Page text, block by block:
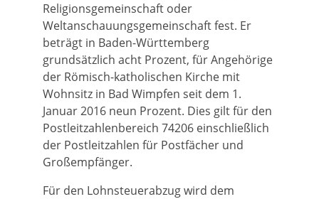
Religionsgemeinschaft oder
Weltanschauungsgemeinschaft fest. Er
beträgt in Baden-Württemberg
grundsätzlich acht Prozent, für Angehörige
der Römisch-katholischen Kirche mit
Wohnsitz in Bad Wimpfen seit dem 1.
Januar 2016 neun Prozent. Dies gilt für den
Postleitzahlenbereich 74206 einschließlich
der Postleitzahlen für Postfächer und
Großempfänger.
Für den Lohnsteuerabzug wird dem